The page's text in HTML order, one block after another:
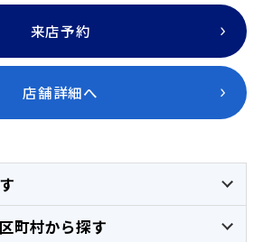
来店予約
店舗詳細へ
町村から探す